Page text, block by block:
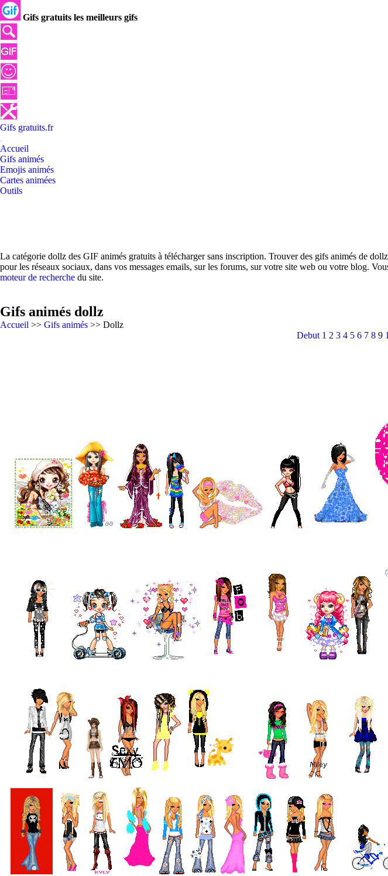
Gifs gratuits les meilleurs gifs
Gifs gratuits.fr
Accueil
Gifs animés
Emojis animés
Cartes animées
Outils
La catégorie dollz des GIF animés gratuits à télécharger sans inscription. Trouver des gifs animés de
pour les réseaux sociaux, dans vos messages emails, sur les forums, sur votre site web ou votre blog.
moteur de recherche du site.
Gifs animés dollz
Accueil >> Gifs animés >> Dollz
Debut 1 2 3 4 5 6 7 8 9